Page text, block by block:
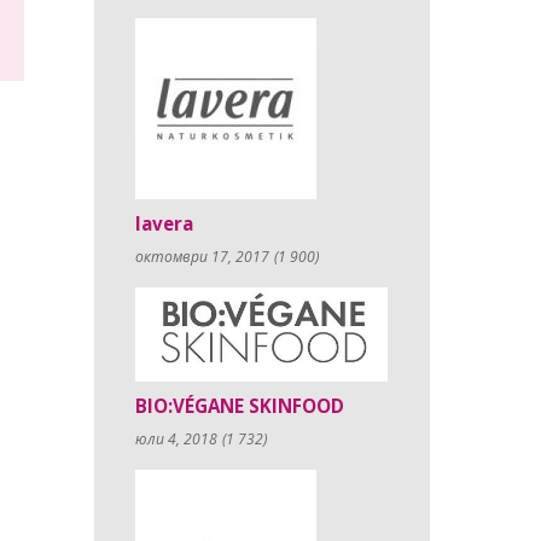
lavera
октомври 17, 2017 (1 900)
BIO:VÉGANE SKINFOOD
юли 4, 2018 (1 732)